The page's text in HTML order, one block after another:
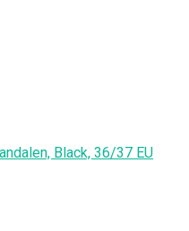
Black, 36/37 EU